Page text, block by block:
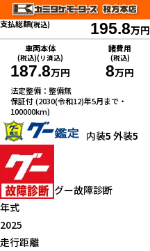
支払総額(税込) 195.8万円
車両本体
(税込)(リ済込)
187.8万円
諸費用
(税込)
8万円
法定整備：整備無
保証付 (2030(令和12)年5月まで・
100000km)
内装5 外装5
グー故障診断
年式
2025
走行距離